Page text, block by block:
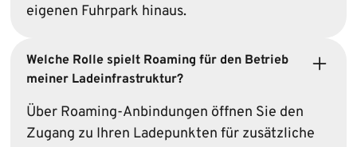
eigenen Fuhrpark hinaus.
Welche Rolle spielt Roaming für den Betrieb
meiner Ladeinfrastruktur?
Über Roaming-Anbindungen öffnen Sie den
Zugang zu Ihren Ladepunkten für zusätzliche